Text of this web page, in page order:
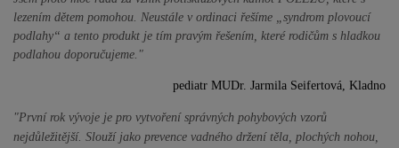
lezením dětem pomohou. Neustále v ordinaci řešíme „syndrom plovoucí
podlahy“ a tento produkt je tím pravým řešením, které rodičům s hladkou
podlahou doporučujeme."
pediatr MUDr. Jarmila Seifertová, Kladno
"První rok vývoje je pro vytvoření správných pohybových vzorů
nejdůležitější. Slouží jako prevence vadného držení těla, plochých nohou,